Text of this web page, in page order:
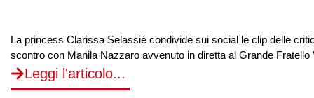
La princess Clarissa Selassié condivide sui social le clip delle
scontro con Manila Nazzaro avvenuto in diretta al Grande
Leggi l'articolo...